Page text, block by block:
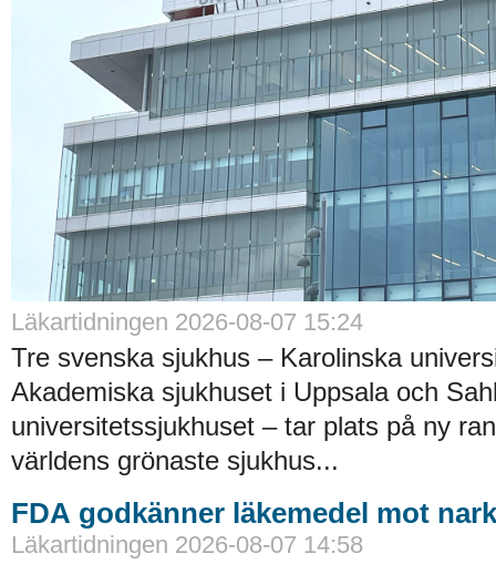
Läkartidningen 2026-08-07 15:24
Tre svenska sjukhus – Karolinska
Akademiska sjukhuset i Uppsala och
universitetssjukhuset – tar plats på ny
världens grönaste sjukhus...
FDA godkänner läkemedel mot
Läkartidningen 2026-08-07 14:58